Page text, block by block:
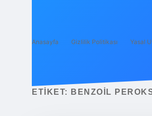
Anasayfa Gizlilik Politikası Yasal
ETIKET: BENZOIL